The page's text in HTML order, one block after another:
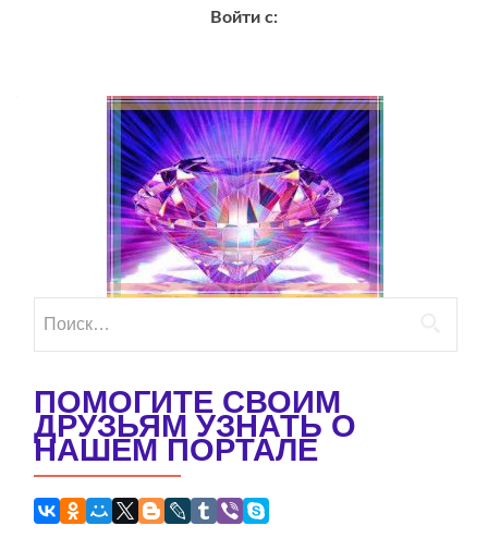
Войти с:
ПОМОГИТЕ СВОИМ
ДРУЗЬЯМ УЗНАТЬ О
НАШЕМ ПОРТАЛЕ